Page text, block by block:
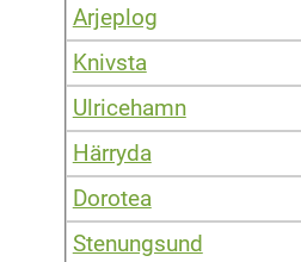
Arjeplog
Knivsta
Ulricehamn
Härryda
Dorotea
Stenungsund